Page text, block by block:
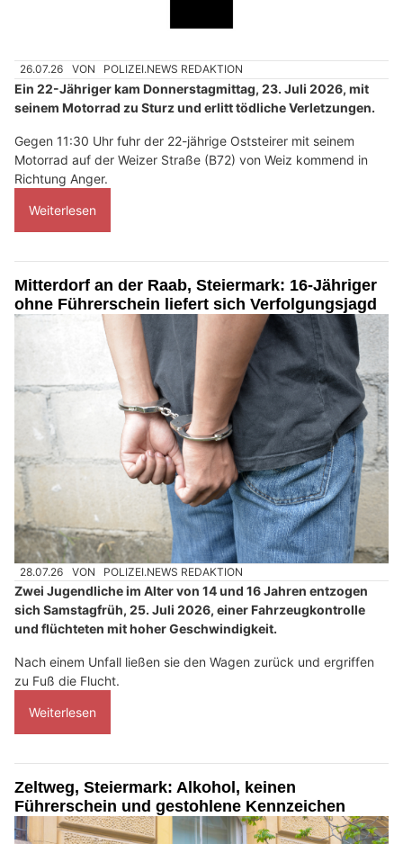
26.07.26 VON POLIZEI.NEWS REDAKTION
Ein 22-Jähriger kam Donnerstagmittag, 23. Juli 2026, mit
seinem Motorrad zu Sturz und erlitt tödliche Verletzungen.
Gegen 11:30 Uhr fuhr der 22-jährige Oststeirer mit seinem
Motorrad auf der Weizer Straße (B72) von Weiz kommend in
Richtung Anger.
Weiterlesen
Mitterdorf an der Raab, Steiermark: 16-Jähriger
ohne Führerschein liefert sich Verfolgungsjagd
28.07.26 VON POLIZEI.NEWS REDAKTION
Zwei Jugendliche im Alter von 14 und 16 Jahren entzogen
sich Samstagfrüh, 25. Juli 2026, einer Fahrzeugkontrolle
und flüchteten mit hoher Geschwindigkeit.
Nach einem Unfall ließen sie den Wagen zurück und ergriffen
zu Fuß die Flucht.
Weiterlesen
Zeltweg, Steiermark: Alkohol, keinen
Führerschein und gestohlene Kennzeichen